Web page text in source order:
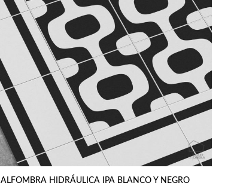
ALFOMBRA HIDRÁULICA IPA BLANCO Y NEGRO